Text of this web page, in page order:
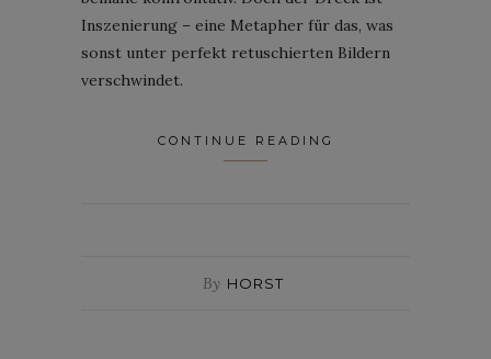
Inszenierung – eine Metapher für das, was
sonst unter perfekt retuschierten Bildern
verschwindet.
CONTINUE READING
By HORST